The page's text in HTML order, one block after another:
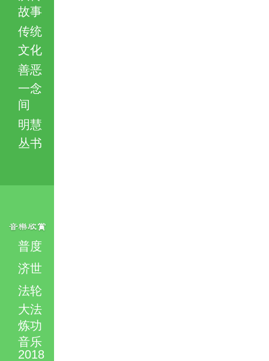
故事
传统
文化
善恶
一念
间
明慧
丛书
普度
济世
法轮
大法
炼功
音乐
2018